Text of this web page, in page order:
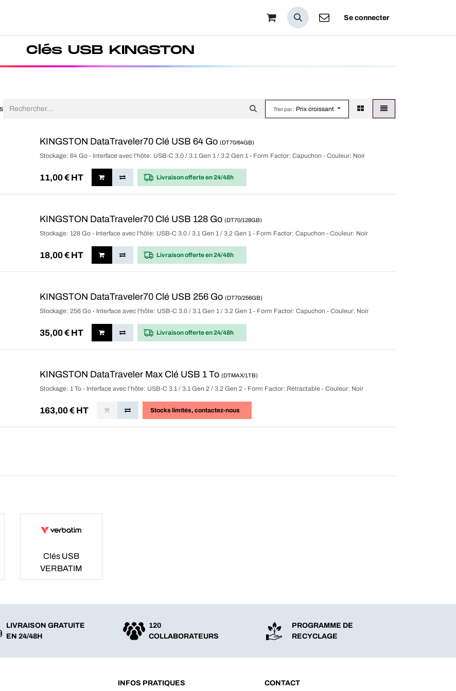
Se connecter
Clés USB KINGSTON
Trier par : Prix croissant
KINGSTON DataTraveler70 Clé USB 64 Go (DT70/64GB)
Stockage: 64 Go - Interface avec l'hôte: USB-C 3.0 / 3.1 Gen 1 / 3.2 Gen 1 - Form Factor: Capuchon - Couleur: Noir
11,00€ HT Livraison offerteen 24/48h
KINGSTON DataTraveler70 Clé USB 128 Go (DT70/128GB)
Stockage: 128 Go - Interface avec l'hôte: USB-C 3.0 / 3.1 Gen 1 / 3.2 Gen 1 - Form Factor: Capuchon - Couleur: Noir
18,00€ HT Livraison offerteen 24/48h
KINGSTON DataTraveler70 Clé USB 256 Go (DT70/256GB)
Stockage: 256 Go - Interface avec l'hôte: USB-C 3.0 / 3.1 Gen 1 / 3.2 Gen 1 - Form Factor: Capuchon - Couleur: Noir
35,00€ HT Livraison offerteen 24/48h
KINGSTON DataTraveler Max Clé USB 1 To (DTMAX/1TB)
Stockage: 1 To - Interface avec l'hôte: USB-C 3.1 / 3.1 Gen 2 / 3.2 Gen 2 - Form Factor: Rétractable - Couleur: Noir
163,00€ HT Stocks limités, contactez-nous
Clés USB
VERBATIM
LIVRAISON GRATUITE
EN 24/48H
120
COLLABORATEURS
PROGRAMME DE
RECYCLAGE
INFOS PRATIQUES CONTACT